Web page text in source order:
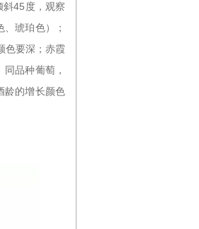
斜45度，观察
琥珀色）；
色要深；赤霞
品种葡萄，
龄的增长颜色